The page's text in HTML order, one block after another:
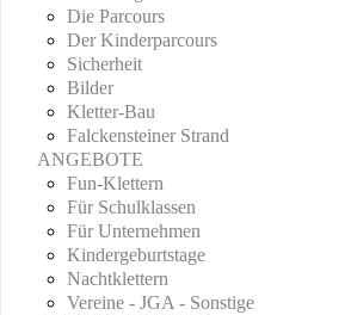
Die Parcours
Der Kinderparcours
Sicherheit
Bilder
Kletter-Bau
Falckensteiner Strand
ANGEBOTE
Fun-Klettern
Für Schulklassen
Für Unternehmen
Kindergeburtstage
Nachtklettern
Vereine - JGA - Sonstige